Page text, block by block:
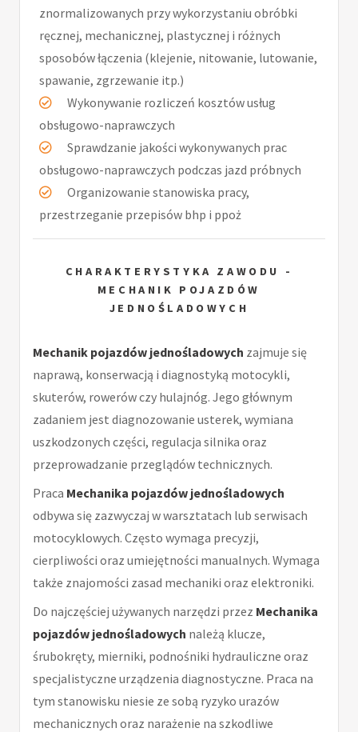
znormalizowanych przy wykorzystaniu obróbki
ręcznej, mechanicznej, plastycznej i różnych
sposobów łączenia (klejenie, nitowanie, lutowanie,
spawanie, zgrzewanie itp.)
Wykonywanie rozliczeń kosztów usług
obsługowo-naprawczych
Sprawdzanie jakości wykonywanych prac
obsługowo-naprawczych podczas jazd próbnych
Organizowanie stanowiska pracy,
przestrzeganie przepisów bhp i ppoż
CHARAKTERYSTYKA ZAWODU -
MECHANIK POJAZDÓW
JEDNOŚLADOWYCH
Mechanik pojazdów jednośladowych zajmuje się
naprawą, konserwacją i diagnostyką motocykli,
skuterów, rowerów czy hulajnóg. Jego głównym
zadaniem jest diagnozowanie usterek, wymiana
uszkodzonych części, regulacja silnika oraz
przeprowadzanie przeglądów technicznych.
Praca Mechanika pojazdów jednośladowych
odbywa się zazwyczaj w warsztatach lub serwisach
motocyklowych. Często wymaga precyzji,
cierpliwości oraz umiejętności manualnych. Wymaga
także znajomości zasad mechaniki oraz elektroniki.
Do najczęściej używanych narzędzi przez Mechanika
pojazdów jednośladowych należą klucze,
śrubokręty, mierniki, podnośniki hydrauliczne oraz
specjalistyczne urządzenia diagnostyczne. Praca na
tym stanowisku niesie ze sobą ryzyko urazów
mechanicznych oraz narażenie na szkodliwe